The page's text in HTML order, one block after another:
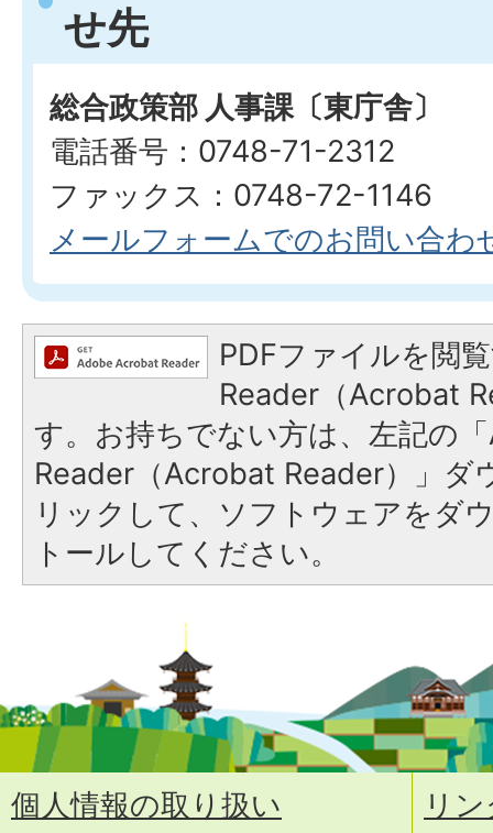
せ先
総合政策部 人事課〔東庁舎〕
電話番号：0748-71-2312
ファックス：0748-72-1146
メールフォームでのお問い合わ
PDFファイルを閲
Reader（Acrobat
す。お持ちでない方は、左記の
Reader（Acrobat Reader）」ダ
リックして、ソフトウェアをダ
トールしてください。
個人情報の取り扱い
リ